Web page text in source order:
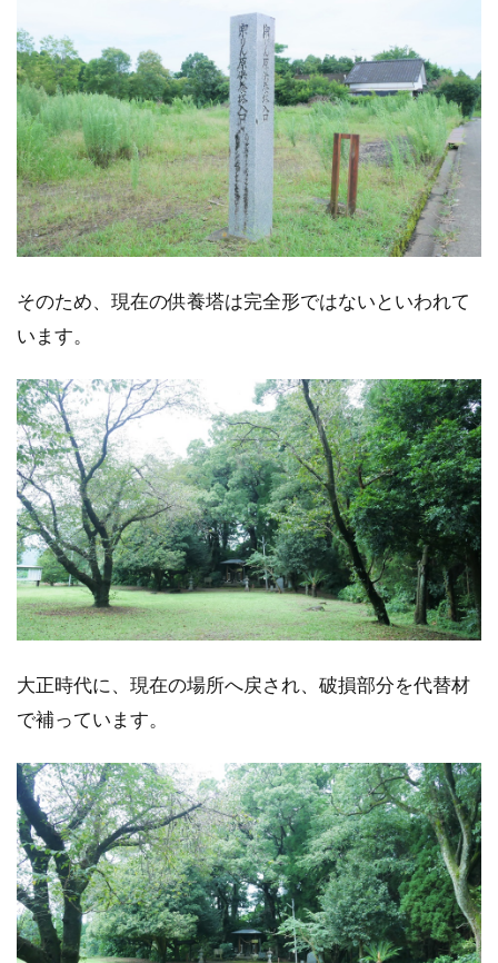
そのため、現在の供養塔は完全形ではないといわれて
います。
大正時代に、現在の場所へ戻され、破損部分を代替材
で補っています。